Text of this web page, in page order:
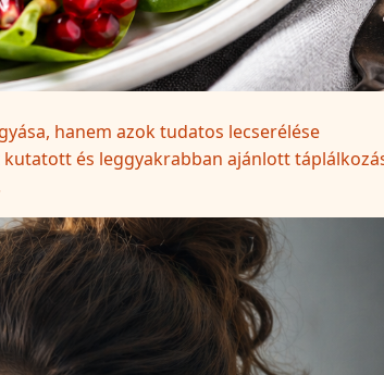
hanem azok tudatos lecserélése
és leggyakrabban ajánlott